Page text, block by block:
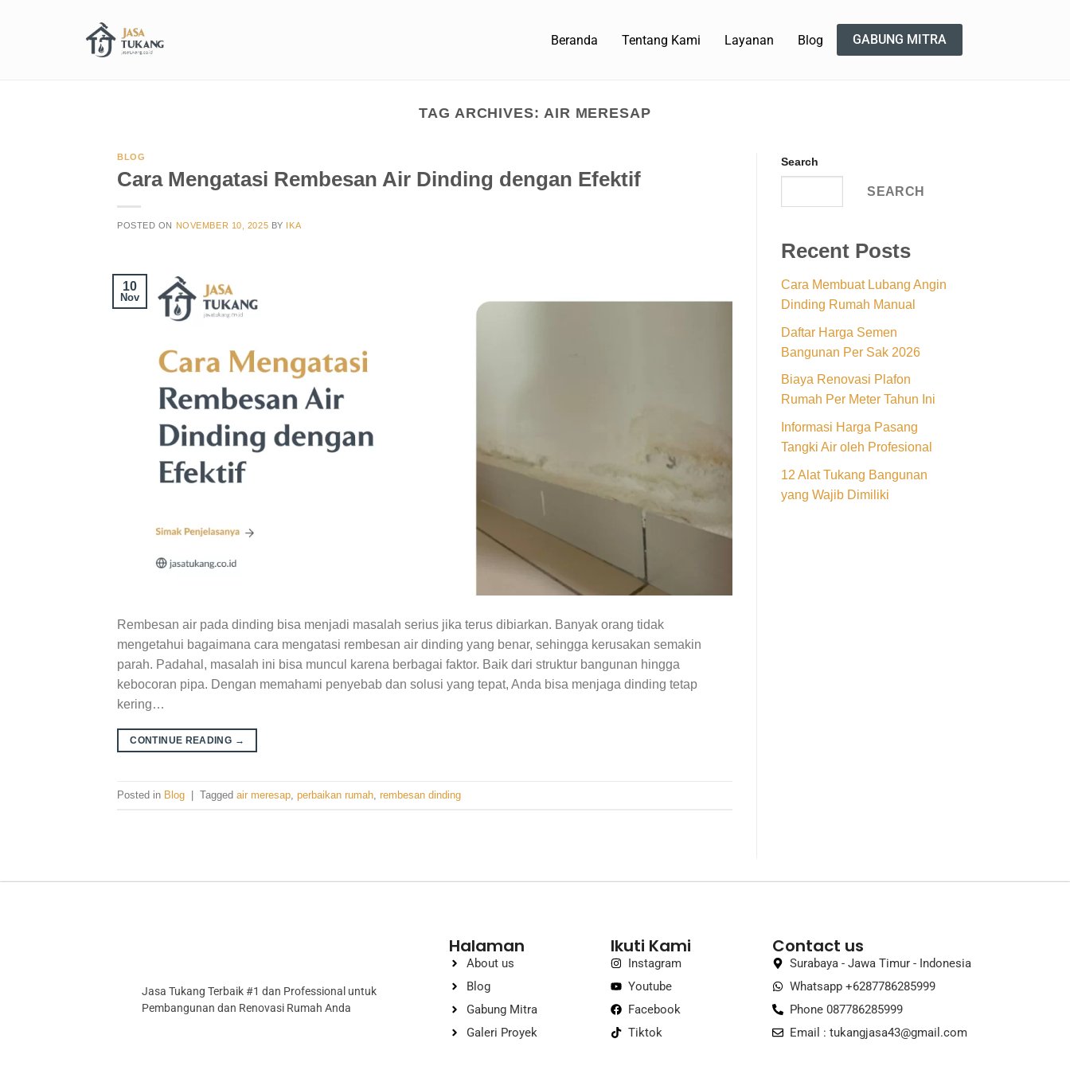
Beranda Tentang Kami Layanan Blog GABUNG MITRA
TAG ARCHIVES: AIR MERESAP
BLOG
Cara Mengatasi Rembesan Air Dinding dengan Efektif
POSTED ON NOVEMBER 10, 2025 BY IKA
10
Nov
Rembesan air pada dinding bisa menjadi masalah serius jika terus dibiarkan. Banyak orang tidak
mengetahui bagaimana cara mengatasi rembesan air dinding yang benar, sehingga kerusakan semakin
parah. Padahal, masalah ini bisa muncul karena berbagai faktor. Baik dari struktur bangunan hingga
kebocoran pipa. Dengan memahami penyebab dan solusi yang tepat, Anda bisa menjaga dinding tetap
kering…
CONTINUE READING →
Posted in Blog | Tagged air meresap perbaikan rumah rembesan dinding
Search
SEARCH
Recent Posts
Cara Membuat Lubang Angin
Dinding Rumah Manual
Daftar Harga Semen
Bangunan Per Sak 2026
Biaya Renovasi Plafon
Rumah Per Meter Tahun Ini
Informasi Harga Pasang
Tangki Air oleh Profesional
12 Alat Tukang Bangunan
yang Wajib Dimiliki
Jasa Tukang Terbaik #1 dan Professional untuk
Pembangunan dan Renovasi Rumah Anda
Halaman
About us
Blog
Gabung Mitra
Galeri Proyek
Ikuti Kami
Instagram
Youtube
Facebook
Tiktok
Contact us
Surabaya - Jawa Timur - Indonesia
Whatsapp +6287786285999
Phone 087786285999
Email :tukangjasa43@gmail.com